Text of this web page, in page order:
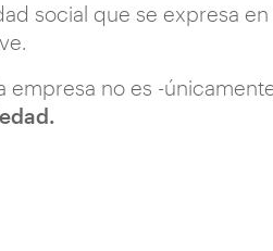
social que se expresa
empresa no es -